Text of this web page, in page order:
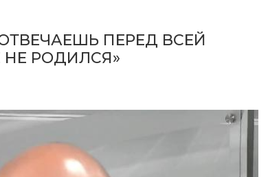
ПЕРЕД ВСЕЙ
РОДИЛСЯ»